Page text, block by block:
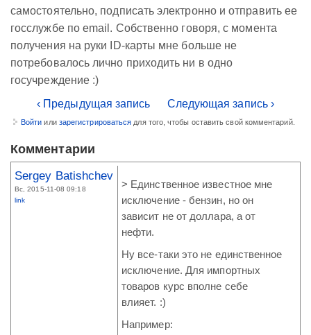
самостоятельно, подписать электронно и отправить ее
госслужбе по email. Собственно говоря, с момента
получения на руки ID-карты мне больше не
потребовалось лично приходить ни в одно
госучреждение :)
‹ Предыдущая запись
Следующая запись ›
Войти или зарегистрироваться для того, чтобы оставить свой комментарий.
Комментарии
Sergey Batishchev
Вс, 2015-11-08 09:18
link
> Единственное известное мне
исключение - бензин, но он
зависит не от доллара, а от
нефти.
Ну все-таки это не единственное
исключение. Для импортных
товаров курс вполне себе
влияет. :)
Например: